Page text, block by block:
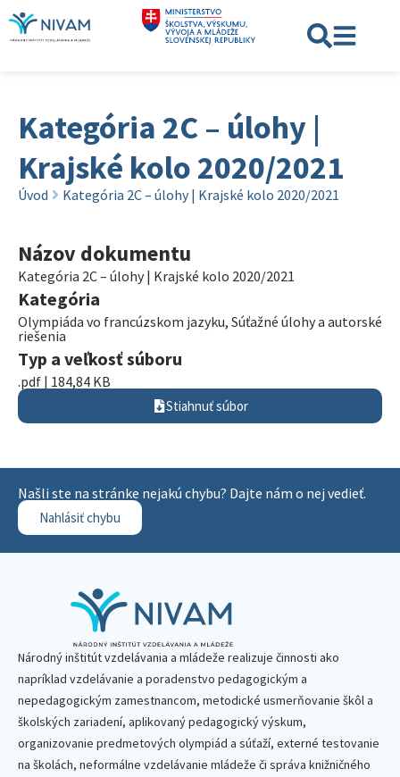
Kategória 2C – úlohy |
Krajské kolo 2020/2021
Úvod Kategória 2C – úlohy | Krajské kolo 2020/2021
Názov dokumentu
Kategória 2C – úlohy | Krajské kolo 2020/2021
Kategória
Olympiáda vo francúzskom jazyku, Súťažné úlohy a autorské
riešenia
Typ a veľkosť súboru
.pdf | 184,84 KB
Stiahnuť súbor
Našli ste na stránke nejakú chybu? Dajte nám o nej vedieť.
Nahlásiť chybu
Národný inštitút vzdelávania a mládeže realizuje činnosti ako
napríklad vzdelávanie a poradenstvo pedagogickým a
nepedagogickým zamestnancom, metodické usmerňovanie škôl a
školských zariadení, aplikovaný pedagogický výskum,
organizovanie predmetových olympiád a súťaží, externé testovanie
na školách, neformálne vzdelávanie mládeže či správa knižničného